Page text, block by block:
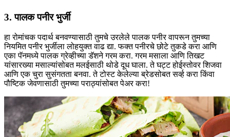
3. पालक पनीर भुर्जी
हा रोमांचक पदार्थ बनवण्यासाठी तुमचे उरलेले पालक पनीर वापरून तुमच्या
नियमित पनीर भुर्जीला लोहयुक्त वाढ द्या. फक्त पनीरचे छोटे तुकडे करा आणि
एका पॅनमध्ये पालक ग्रेव्हीच्या डॅशने गरम करा. गरम मसाला आणि तिखट
यांसारख्या मसाल्यांसोबत मलईसाठी थोडे दूध घाला. ते घट्ट होईस्तोवर शिजवा
आणि एक चुरा सुसंगतता बनवा. ते टोस्ट केलेल्या ब्रेडसोबत सर्व्ह करा किंवा
पौष्टिक जेवणासाठी तुमच्या पराठ्यांसोबत पेअर करा!